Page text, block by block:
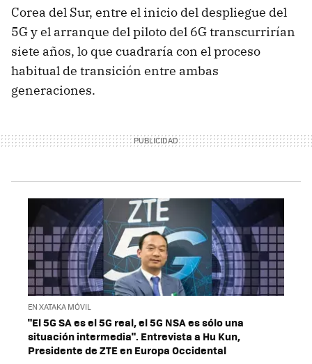
Corea del Sur, entre el inicio del despliegue del
5G y el arranque del piloto del 6G transcurrirían
siete años, lo que cuadraría con el proceso
habitual de transición entre ambas
generaciones.
EN XATAKA MÓVIL
"El 5G SA es el 5G real, el 5G NSA es sólo una
situación intermedia". Entrevista a Hu Kun,
Presidente de ZTE en Europa Occidental